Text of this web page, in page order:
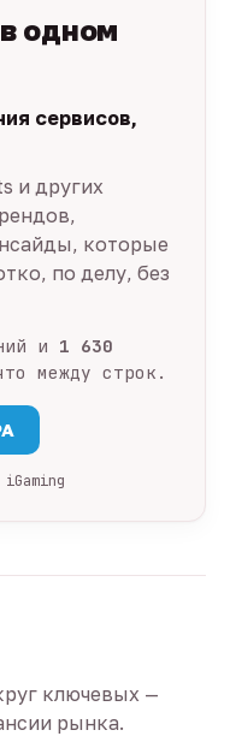
одном
сервисов,
и других
которые
по делу, без
и 1 630
между строк.
ключевых —
рынка.